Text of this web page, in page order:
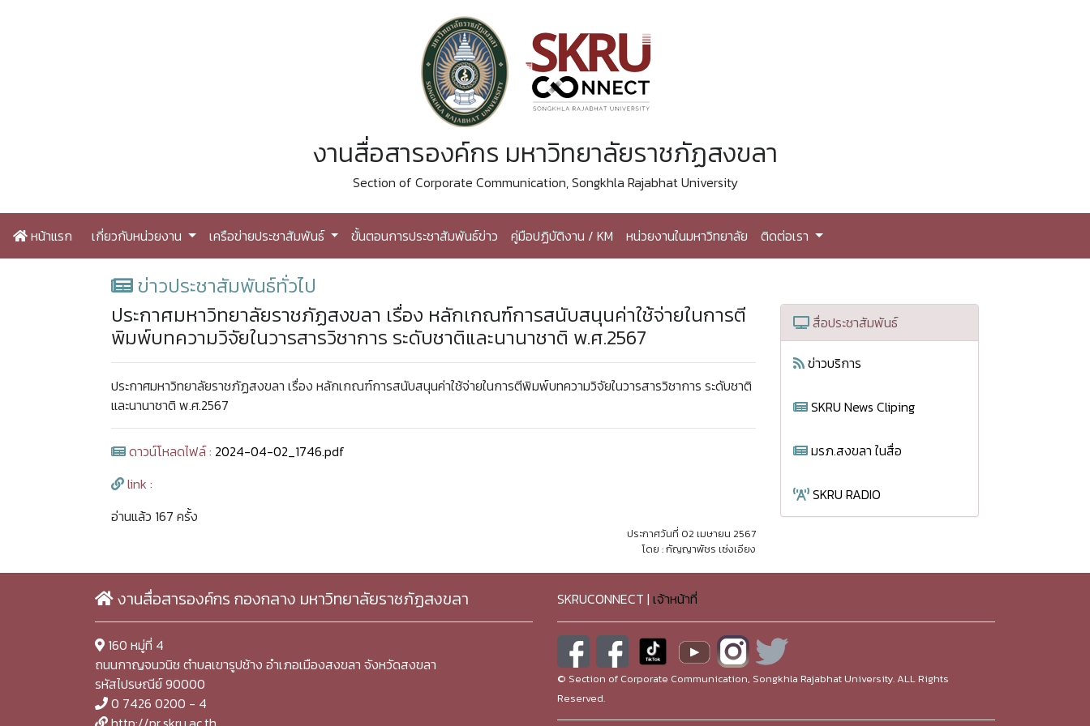
งานสื่อสารองค์กร มหาวิทยาลัยราชภัฏสงขลา
Section of Corporate Communication, Songkhla Rajabhat University
หน้าแรก เกี่ยวกับหน่วยงาน เครือข่ายประชาสัมพันธ์ ขั้นตอนการประชาสัมพันธ์ข่าว คู่มือปฏิบัติงาน / KM หน่วยงานในมหาวิทยาลัย ติดต่อเรา
ข่าวประชาสัมพันธ์ทั่วไป
ประกาศมหาวิทยาลัยราชภัฏสงขลา เรื่อง หลักเกณฑ์การสนับสนุนค่าใช้จ่ายในการตี
พิมพ์บทความวิจัยในวารสารวิชาการ ระดับชาติและนานาชาติ พ.ศ.2567
ประกาศมหาวิทยาลัยราชภัฏสงขลา เรื่อง หลักเกณฑ์การสนับสนุนค่าใช้จ่ายในการตีพิมพ์บทความวิจัยในวารสารวิชาการ ระดับชาติ
และนานาชาติ พ.ศ.2567
ดาวน์โหลดไฟล์ : 2024-04-02_1746.pdf
link :
อ่านแล้ว 167 ครั้ง
ประกาศวันที่ 02 เมษายน 2567
โดย : กัญญาพัชร เซ่งเอียง
สื่อประชาสัมพันธ์
ข่าวบริการ
SKRU News Cliping
มรภ.สงขลา ในสื่อ
SKRU RADIO
งานสื่อสารองค์กร กองกลาง มหาวิทยาลัยราชภัฏสงขลา
160 หมู่ที่ 4
ถนนกาญจนวนิช ตำบลเขารูปช้าง อำเภอเมืองสงขลา จังหวัดสงขลา
รหัสไปรษณีย์ 90000
0 7426 0200 - 4
SKRUCONNECT | เจ้าหน้าที่
© Section of Corporate Communication, Songkhla Rajabhat University. ALL Rights
Reserved.